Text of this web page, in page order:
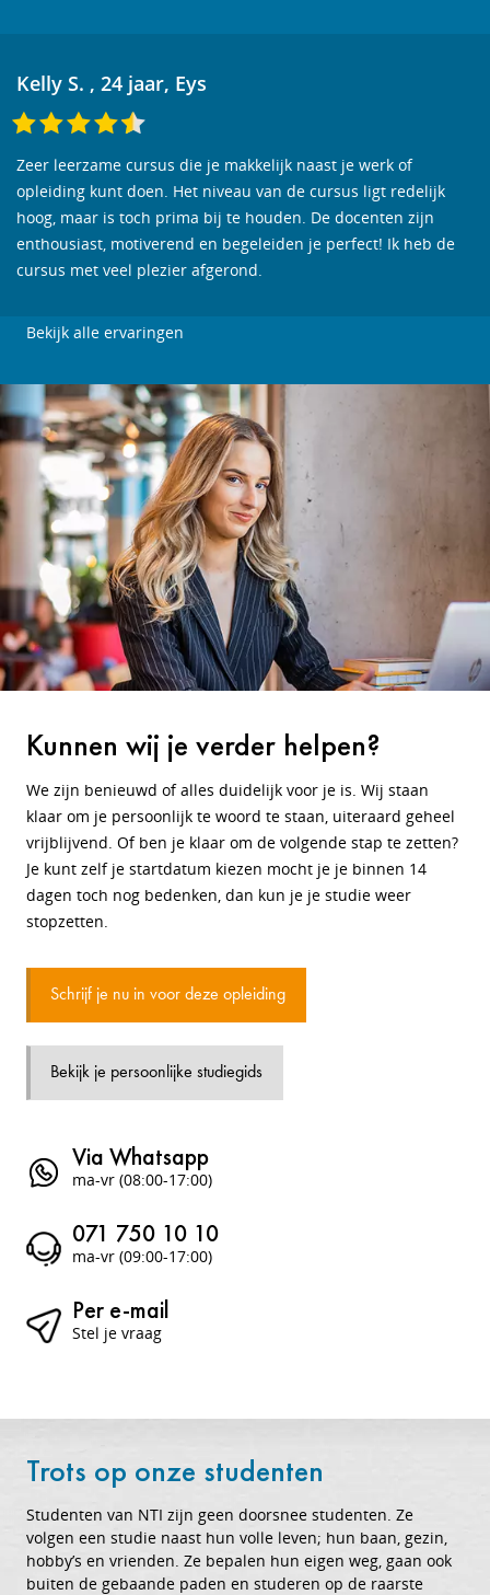
Kelly S. , 24 jaar, Eys
Zeer leerzame cursus die je makkelijk naast je werk of
opleiding kunt doen. Het niveau van de cursus ligt redelijk
hoog, maar is toch prima bij te houden. De docenten zijn
enthousiast, motiverend en begeleiden je perfect! Ik heb de
cursus met veel plezier afgerond.
Bekijk alle ervaringen
Kunnen wij je verder helpen?
We zijn benieuwd of alles duidelijk voor je is. Wij staan
klaar om je persoonlijk te woord te staan, uiteraard geheel
vrijblijvend. Of ben je klaar om de volgende stap te zetten?
Je kunt zelf je startdatum kiezen mocht je je binnen 14
dagen toch nog bedenken, dan kun je je studie weer
stopzetten.
Schrijf je nu in voor deze opleiding
Bekijk je persoonlijke studiegids
Via Whatsapp
ma-vr (08:00-17:00)
071 750 10 10
ma-vr (09:00-17:00)
Per e-mail
Stel je vraag
Trots op onze studenten
Studenten van NTI zijn geen doorsnee studenten. Ze
volgen een studie naast hun volle leven; hun baan, gezin,
hobby’s en vrienden. Ze bepalen hun eigen weg, gaan ook
buiten de gebaande paden en studeren op de raarste